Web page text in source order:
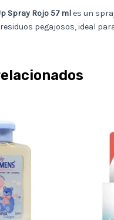
Spray Rojo 57 mles un
pegajosos, ideal